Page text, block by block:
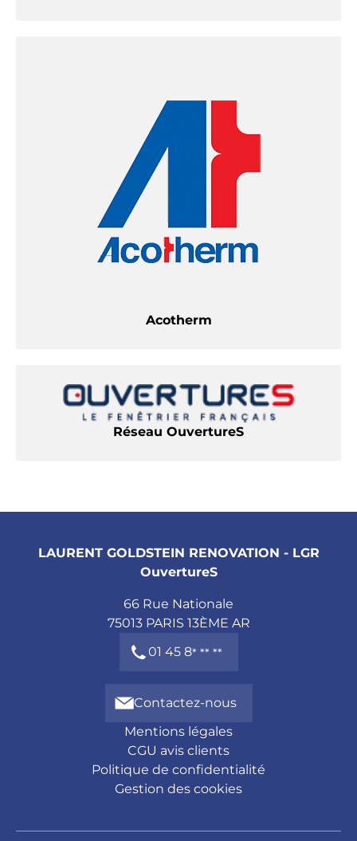
Acotherm
Réseau OuvertureS
LAURENT GOLDSTEIN RENOVATION - LGR
OuvertureS
66 Rue Nationale
75013 PARIS 13ÈME AR
01 45 8* ** **
Contactez-nous
Mentions légales
CGU avis clients
Politique de confidentialité
Gestion des cookies